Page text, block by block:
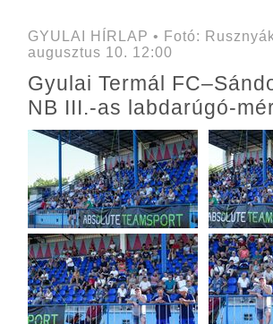
GYULAI HÍRLAP • Fotó:
augusztus 10. 12:00
Gyulai Termál
NB III.-as labdarúgó-